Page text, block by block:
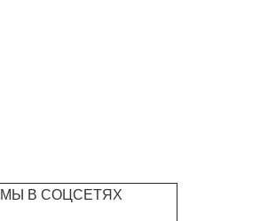
МЫ В СОЦСЕТЯХ